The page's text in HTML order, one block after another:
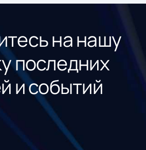
на нашу
последних
и событий